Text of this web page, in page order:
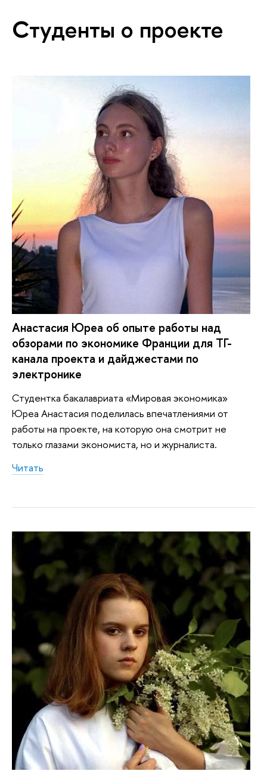
Студенты о проекте
Анастасия Юреа об опыте работы над
обзорами по экономике Франции для ТГ-
канала проекта и дайджестами по
электронике
Студентка бакалавриата «Мировая экономика»
Юреа Анастасия поделилась впечатлениями от
работы на проекте, на которую она смотрит не
только глазами экономиста, но и журналиста.
Читать